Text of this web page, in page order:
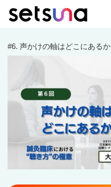
#6. 声かけの軸はどこにあるか